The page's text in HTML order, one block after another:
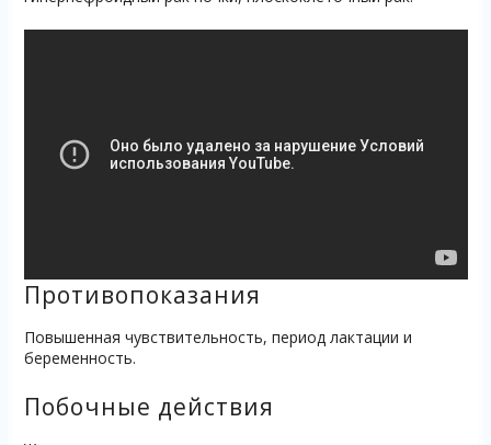
Противопоказания
Повышенная чувствительность, период лактации и
беременность.
Побочные действия